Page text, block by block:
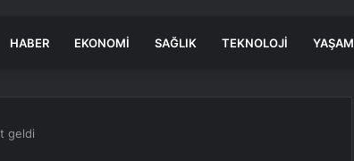
HABER EKONOMI SAĞLIK TEKNOLOJI YAŞAM
geldi